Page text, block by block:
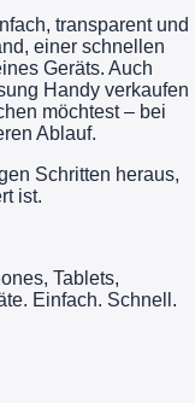
transparent und
einer schnellen
Geräts. Auch
Handy verkaufen
möchtest – bei
Ablauf.
Schritten heraus,
ist.
Tablets,
Einfach. Schnell.